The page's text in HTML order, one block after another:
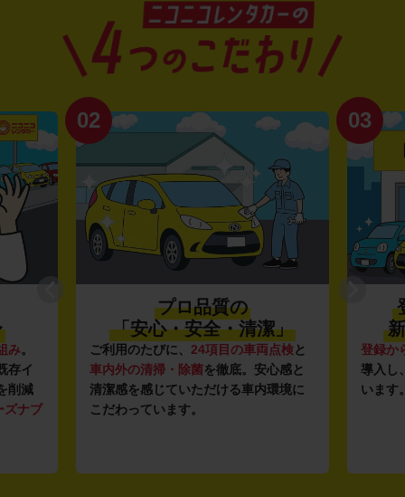
み。
存イ
削減
ズナブ
02
プロ品質の
「安心・安全・清潔」
ご利用のたびに、 24項目の車両点検と
車内外の清掃・除菌を徹底。安心感と
清潔感を感じていただける車内環境に
こだわっています。
03
登録か
導入し
います